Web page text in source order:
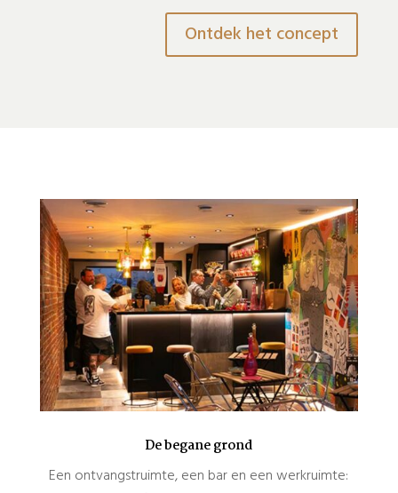
Ontdek het concept
De begane grond
Een ontvangstruimte, een bar en een werkruimte: